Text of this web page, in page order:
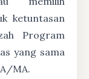
ketuntasan
Program
yang sama
MA.